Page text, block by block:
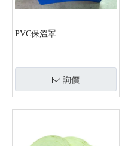
PVC保溫罩
詢價